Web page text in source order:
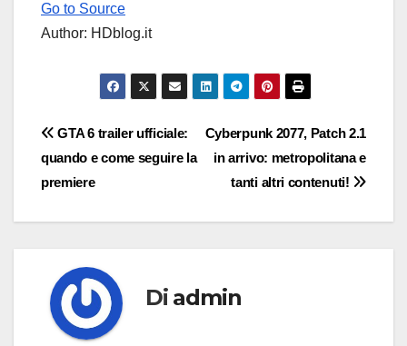
Go to Source
Author: HDblog.it
Navigazione
articoli
Cyberpunk 2077, Patch 2.1
in arrivo: metropolitana e
tanti altri contenuti!
GTA 6 trailer ufficiale:
quando e come seguire la
premiere
Di admin